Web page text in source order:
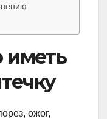
иметь
ожог,